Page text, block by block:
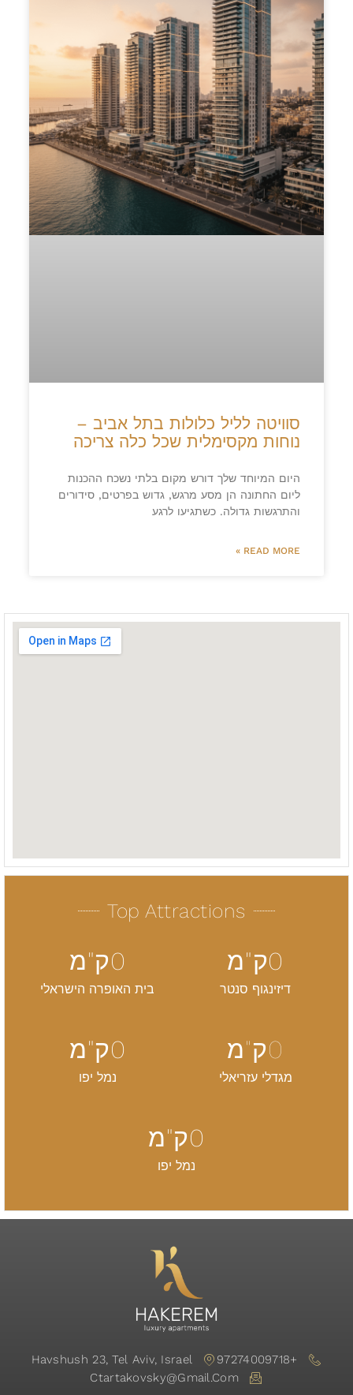
סוויטה לליל כלולות בתל אביב –
נוחות מקסימלית שכל כלה צריכה
היום המיוחד שלך דורש מקום בלתי נשכח ההכנות
ליום החתונה הן מסע מרגש, גדוש בפרטים, סידורים
והתרגשות גדולה. כשתגיעו לרגע
READ MORE »
Top Attractions
דיזינגוף סנטר
0ק"מ
בית האופרה הישראלי
0ק"מ
מגדלי עזריאלי
0ק"מ
נמל יפו
0ק"מ
נמל יפו
0ק"מ
+97274009718
Havshush 23, Tel Aviv, Israel
Ctartakovsky@gmail.com